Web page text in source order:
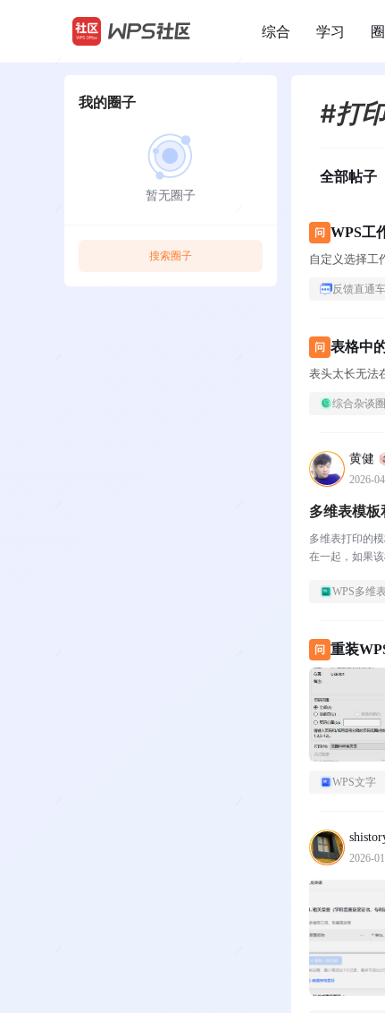
/
综合 学习
我的圈子
暂无圈子
搜索圈子
#打印
全部帖子
问 WPS工
自定义选择工
反馈直通车
问 表格中
表头太长无法
综合杂谈圈
黄健
2026-
多维表模板
多维表打印的
在一起，如果
WPS多维
问 重装
WPS文字
2026-